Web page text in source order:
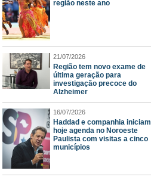
região neste ano
21/07/2026
Região tem novo exame de
última geração para
investigação precoce do
Alzheimer
16/07/2026
Haddad e companhia iniciam
hoje agenda no Noroeste
Paulista com visitas a cinco
municípios